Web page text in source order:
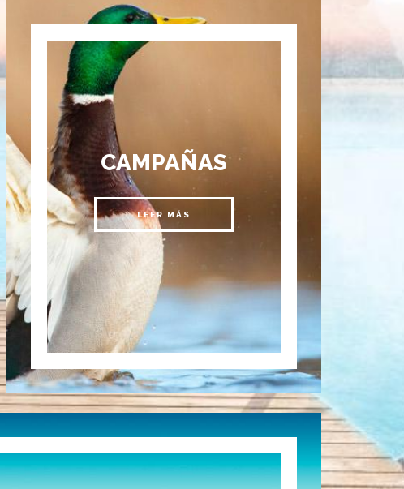
CAMPAÑAS
LEER MÁS